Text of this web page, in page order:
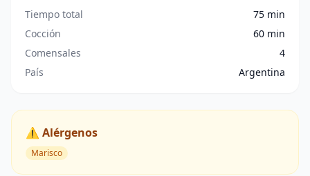
Tiempo total
75 min
Cocción
60 min
Comensales
4
País
Argentina
⚠️ Alérgenos
Marisco